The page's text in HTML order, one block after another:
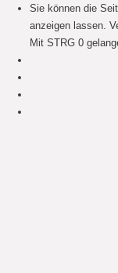
Sie können die
anzeigen lassen.
Mit STRG 0